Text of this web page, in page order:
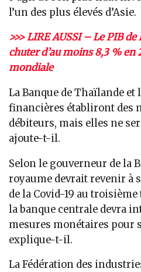
l’un des plus élevés d’Asie.
>>> LIRE AUSSI – Le PIB
chuter d’au moins 8,3 % en
mondiale
La Banque de Thaïlande
financières établiront des
débiteurs, mais elles ne
ajoute-t-il.
Selon le gouverneur de la
royaume devrait revenir à
de la Covid-19 au
la banque centrale devra
mesures monétaires pour
explique-t-il.
La Fédération des